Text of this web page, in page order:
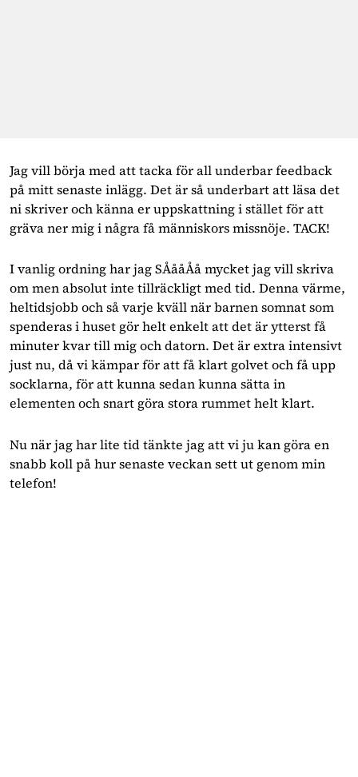
Jag vill börja med att tacka för all underbar feedback
på mitt senaste inlägg. Det är så underbart att läsa det
ni skriver och känna er uppskattning i stället för att
gräva ner mig i några få människors missnöje. TACK!
I vanlig ordning har jag SÅååÅå mycket jag vill skriva
om men absolut inte tillräckligt med tid. Denna värme,
heltidsjobb och så varje kväll när barnen somnat som
spenderas i huset gör helt enkelt att det är ytterst få
minuter kvar till mig och datorn. Det är extra intensivt
just nu, då vi kämpar för att få klart golvet och få upp
socklarna, för att kunna sedan kunna sätta in
elementen och snart göra stora rummet helt klart.
Nu när jag har lite tid tänkte jag att vi ju kan göra en
snabb koll på hur senaste veckan sett ut genom min
telefon!